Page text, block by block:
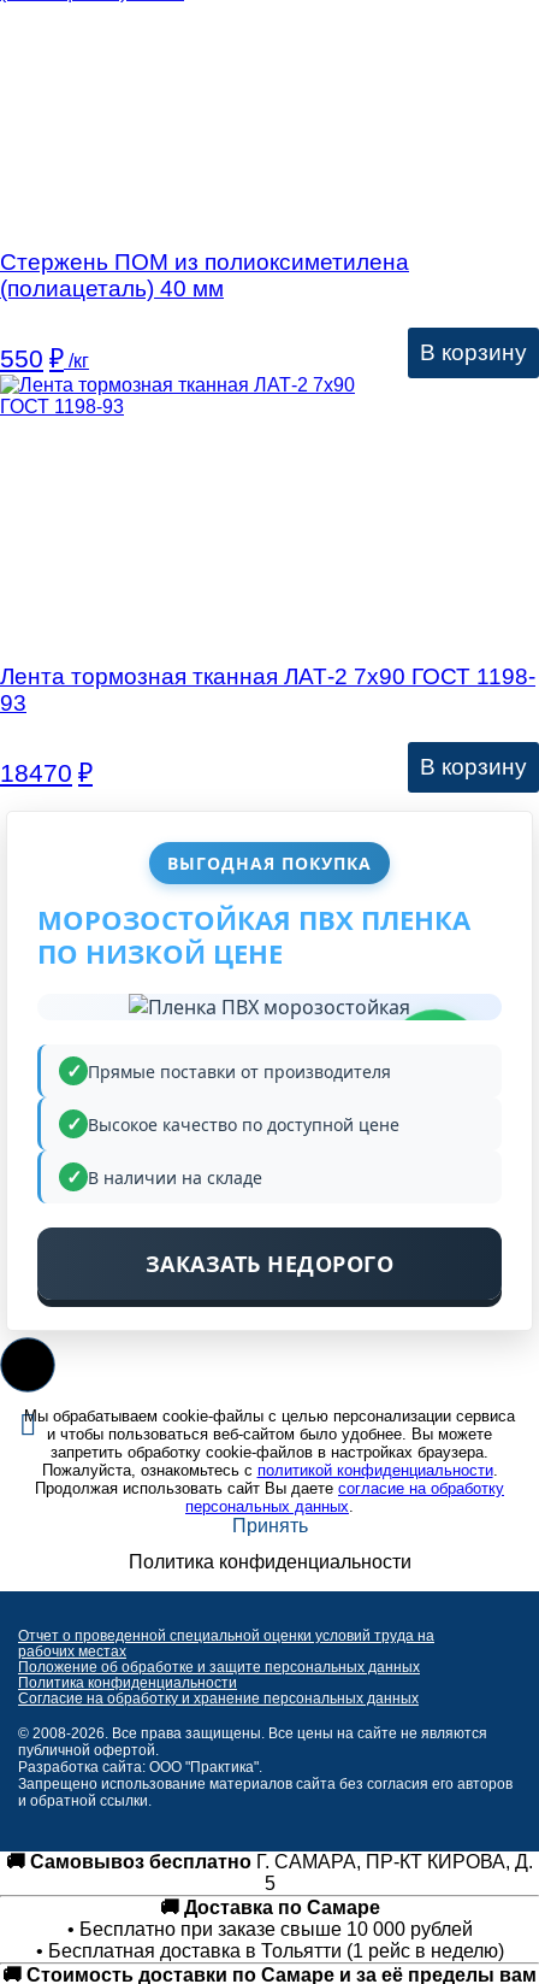
ВЫГОДНАЯ ПОКУПКА
МОРОЗОСТОЙКАЯ ПВХ ПЛЕНКА
ПО НИЗКОЙ ЦЕНЕ
Прямые поставки от производителя
Высокое качество по доступной цене
В наличии на складе
ЗАКАЗАТЬ НЕДОРОГО
Стержень ПОМ из полиоксиметилена
(полиацеталь) 40 мм
550 ₽ /кг В корзину
Лента тормозная тканная ЛАТ-2 7х90 ГОСТ 1198-
93
18470 ₽ В корзину
Мы обрабатываем cookie-файлы с целью персонализации сервиса
и чтобы пользоваться веб-сайтом было удобнее. Вы можете
запретить обработку cookie-файлов в настройках браузера.
Пожалуйста, ознакомьтесь с политикой конфиденциальности.
Продолжая использовать сайт Вы даете согласие на обработку
персональных данных.
Принять
Политика конфиденциальности
Отчет о проведенной специальной оценки условий труда на
рабочих местах
Положение об обработке и защите персональных данных
Политика конфиденциальности
Согласие на обработку и хранение персональных данных
© 2008-2026. Все права защищены. Все цены на сайте не являются
публичной офертой.
Разработка сайта: ООО "Практика".
Запрещено использование материалов сайта без согласия его авторов
и обратной ссылки.
🚚 Самовывоз бесплатно Г. САМАРА, ПР-КТ КИРОВА, Д.
5
🚚 Доставка по Самаре
• Бесплатно при заказе свыше 10 000 рублей
• Бесплатная доставка в Тольятти (1 рейс в неделю)
🚚 Стоимость доставки по Самаре и за её пределы вам